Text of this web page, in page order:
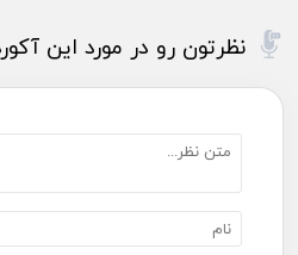
نظرتون رو در مورد این